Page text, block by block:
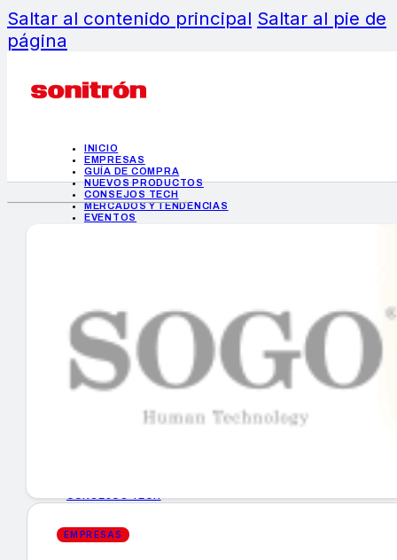
Saltar al contenido principal Saltar al pie de
página
INICIO
EMPRESAS
GUÍA DE COMPRA
NUEVOS PRODUCTOS
CONSEJOS TECH
MERCADOS Y TENDENCIAS
EVENTOS
INICIO
EMPRESAS
GUÍA DE COMPRA
MERCADOS Y TENDENCIAS
EMPRESAS